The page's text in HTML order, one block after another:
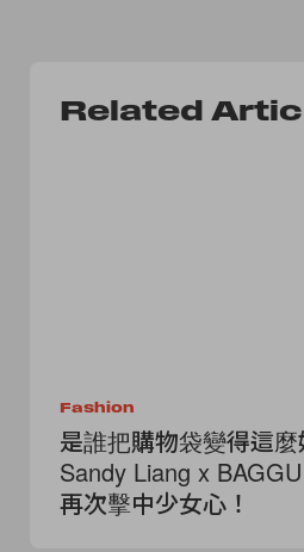
Related
Fashion
是誰把購物袋變得這麼
Sandy Liang x
再次擊中少女心！